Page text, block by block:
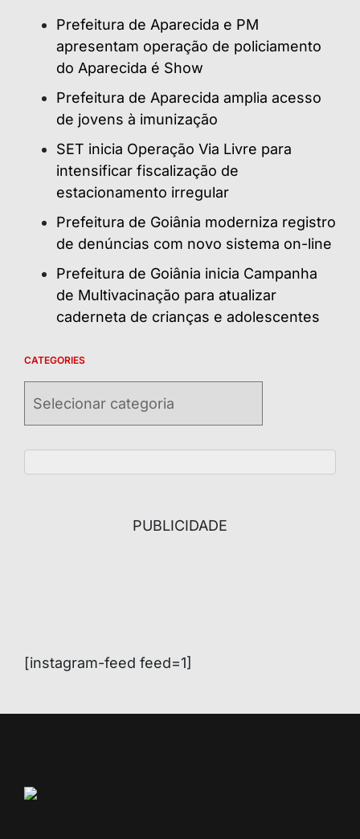
Prefeitura de Aparecida e PM
apresentam operação de policiamento
do Aparecida é Show
Prefeitura de Aparecida amplia acesso
de jovens à imunização
SET inicia Operação Via Livre para
intensificar fiscalização de
estacionamento irregular
Prefeitura de Goiânia moderniza registro
de denúncias com novo sistema on-line
Prefeitura de Goiânia inicia Campanha
de Multivacinação para atualizar
caderneta de crianças e adolescentes
CATEGORIES
PUBLICIDADE
[instagram-feed feed=1]